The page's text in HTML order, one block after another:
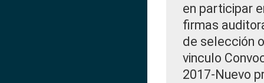
en participar
firmas
de selección
vinculo
2017-Nuevo